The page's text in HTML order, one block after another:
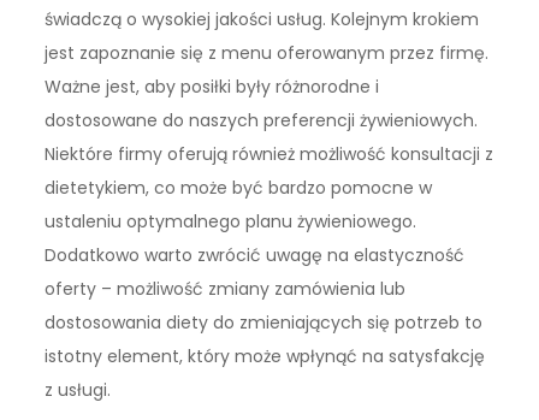
świadczą o wysokiej jakości usług. Kolejnym krokiem
jest zapoznanie się z menu oferowanym przez firmę.
Ważne jest, aby posiłki były różnorodne i
dostosowane do naszych preferencji żywieniowych.
Niektóre firmy oferują również możliwość konsultacji z
dietetykiem, co może być bardzo pomocne w
ustaleniu optymalnego planu żywieniowego.
Dodatkowo warto zwrócić uwagę na elastyczność
oferty – możliwość zmiany zamówienia lub
dostosowania diety do zmieniających się potrzeb to
istotny element, który może wpłynąć na satysfakcję
z usługi.